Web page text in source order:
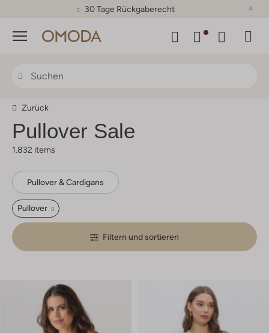
30 Tage Rückgaberecht
Menü
Zurück
Pullover Sale
1.832 items
Pullover & Cardigans
Pullover
Filtern und sortieren